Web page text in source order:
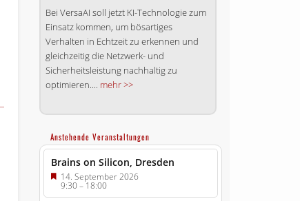
Bei VersaAI soll jetzt KI-Technologie zum
Einsatz kommen, um bösartiges
Verhalten in Echtzeit zu erkennen und
gleichzeitig die Netzwerk- und
Sicherheitsleistung nachhaltig zu
optimieren.... mehr >>
Anstehende Veranstaltungen
Brains on Silicon, Dresden
14. September 2026
9:30–18:00